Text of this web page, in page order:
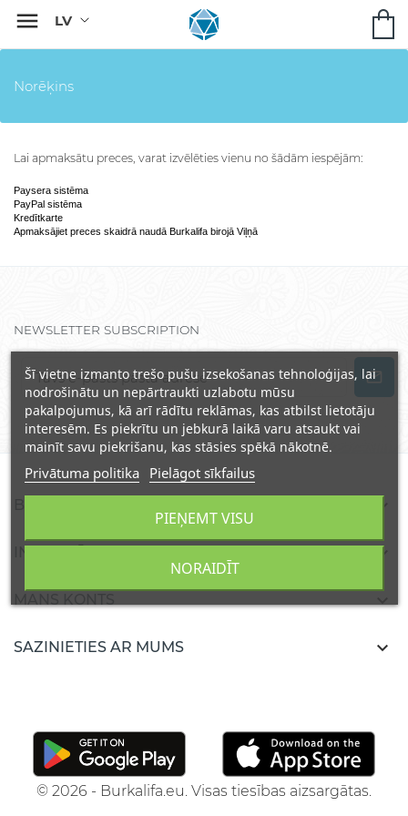

Norēķins
Lai apmaksātu preces, varat izvēlēties vienu no šādām iespējām:
Paysera sistēma
PayPal sistēma
Kredītkarte
Apmaksājiet preces skaidrā naudā Burkalifa birojā Viļņā
NEWSLETTER SUBSCRIPTION


SAZINIETIES AR MUMS 
© 2026 - Burkalifa.eu. Visas tiesības aizsargātas.
Šī vietne izmanto trešo pušu izsekošanas tehnoloģijas, lai
nodrošinātu un nepārtraukti uzlabotu mūsu
pakalpojumus, kā arī rādītu reklāmas, kas atbilst lietotāju
interesēm. Es piekrītu un jebkurā laikā varu atsaukt vai
mainīt savu piekrišanu, kas stāsies spēkā nākotnē.
Privātuma politika Pielāgot sīkfailus
NORAIDĪT
PIEŅEMT VISU